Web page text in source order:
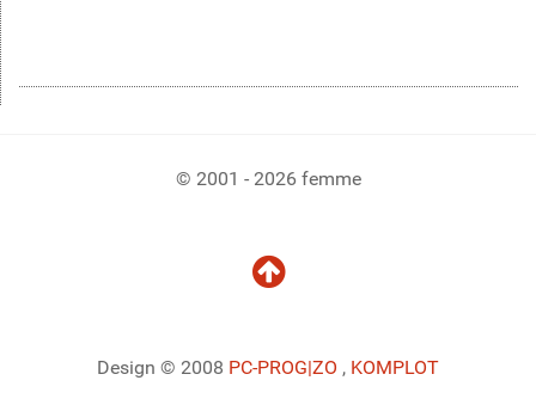
© 2001 - 2026 femme
Design © 2008 PC-PROG|ZO , KOMPLOT